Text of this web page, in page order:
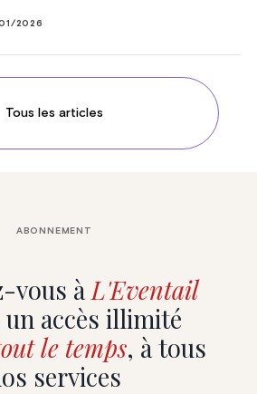
2026
Tous les articles
vous àL'Eventail
un accès illimité
le temps, à tous
services
ABONNEMENT